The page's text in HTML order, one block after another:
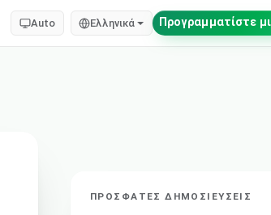
Auto Ελληνικά Προγραμματίστε
ΠΡΌΣΦΑΤΕΣ ΔΗΜΟΣΙΕΎΣΕΙΣ